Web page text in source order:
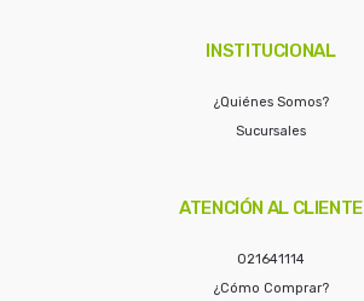
INSTITUCIONAL
¿Quiénes Somos?
Sucursales
ATENCIÓN AL CLIENTE
021641114
¿Cómo Comprar?